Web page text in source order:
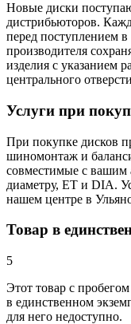
Новые диски
дистрибьюторов.
перед поступлением в
производителя
изделия с указанием
центрального
Услуги при
При покупке дисков
шиномонтаж и
совместимые с вашим
диаметру, ET и DIA.
нашем центре в
Товар в
5
Этот товар с
в единственном
для него недоступно.